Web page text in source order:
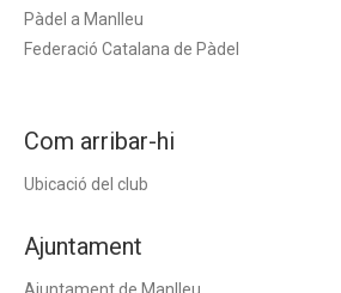
Pàdel a Manlleu
Federació Catalana de Pàdel
Com arribar-hi
Ubicació del club
Ajuntament